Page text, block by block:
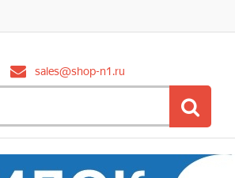
sales@shop-n1.ru